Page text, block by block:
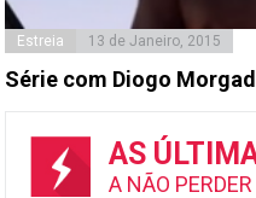
Estreia 13 de Janeiro, 2015
Série com Diogo
AS
A NÃO PERDER